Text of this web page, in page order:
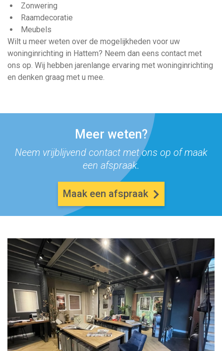
Zonwering
Raamdecoratie
Meubels
Wilt u meer weten over de mogelijkheden voor uw
woninginrichting in Hattem? Neem dan eens contact met
ons op. Wij hebben jarenlange ervaring met woninginrichting
en denken graag met u mee.
Meer weten?
Neem vrijblijvend contact met ons op of maak
een afspraak.
Maak een afspraak